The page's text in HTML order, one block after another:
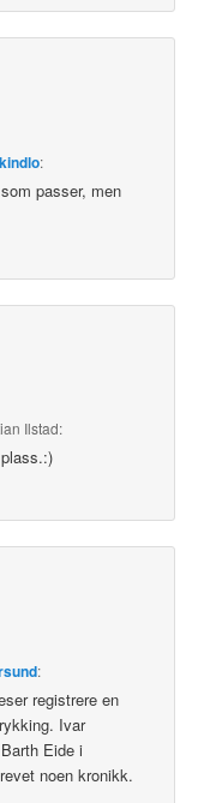
:
passer, men
Ilstad:
:
registrere en
Ivar
Eide i
noen kronikk.